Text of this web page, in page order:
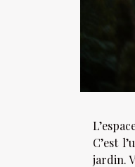
C’est
jardin.